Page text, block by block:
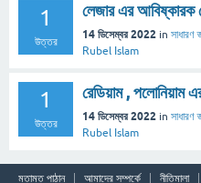
1
উত্তর
লেজার এর আবিষ্কারক
14 ডিসেম্বর 2022 in সাধারণ
Rubel Islam
1
উত্তর
রেডিয়াম , পলোনিয়াম
14 ডিসেম্বর 2022 in সাধারণ
Rubel Islam
মতামত পাঠান আমাদের সম্পর্কে নীতিমালা